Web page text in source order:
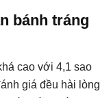
bánh tráng
cao với 4,1 sao
giá đều hài lòng